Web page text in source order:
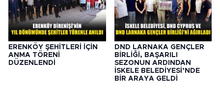
ERENKÖY ŞEHİTLERİ İÇİN
ANMA TÖRENİ
DÜZENLENDİ
DND LARNAKA GENÇLER
BİRLİĞİ, BAŞARILI
SEZONUN ARDINDAN
İSKELE BELEDİYESİ’NDE
BİR ARAYA GELDİ